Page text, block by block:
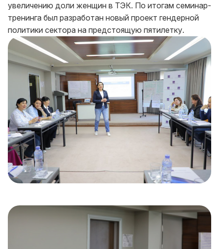
увеличению доли женщин в ТЭК. По итогам семинар-
тренинга был разработан новый проект гендерной
политики сектора на предстоящую пятилетку.